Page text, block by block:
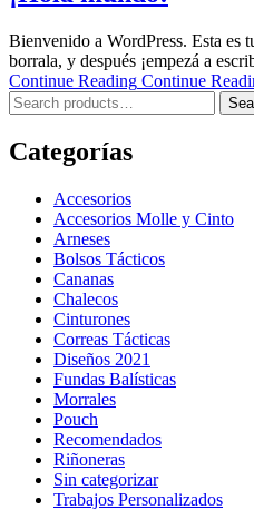
Bienvenido a WordPress. Esta es
borrala, y después ¡empezá a
Continue Reading Continue
Search
for:
Categorías
Accesorios
Accesorios Molle y Cinto
Arneses
Bolsos Tácticos
Cananas
Chalecos
Cinturones
Correas Tácticas
Diseños 2021
Fundas Balísticas
Morrales
Pouch
Recomendados
Riñoneras
Sin categorizar
Trabajos Personalizados